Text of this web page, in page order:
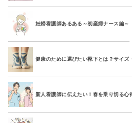
妊婦看護師あるある～初産婦ナース編～
健康のために選びたい靴下とは？サイズ
新人看護師に伝えたい！春を乗り切る心